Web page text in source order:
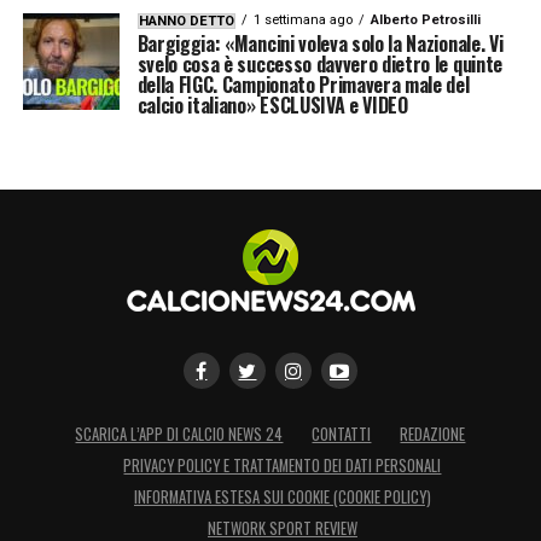
LA PLAYLIST DELLE NOSTRE TOP NEWS
HANNO DETTO 1 settimana ago Alberto Petrosilli
Bargiggia: «Mancini voleva solo la Nazionale. Vi
svelo cosa è successo davvero dietro le quinte
della FIGC. Campionato Primavera male del
calcio italiano» ESCLUSIVA e VIDEO
SCARICA L’APP DI CALCIO NEWS 24 CONTATTI
REDAZIONE
PRIVACY POLICY E TRATTAMENTO DEI DATI PERSONALI
INFORMATIVA ESTESA SUI COOKIE (COOKIE POLICY)
NETWORK SPORT REVIEW